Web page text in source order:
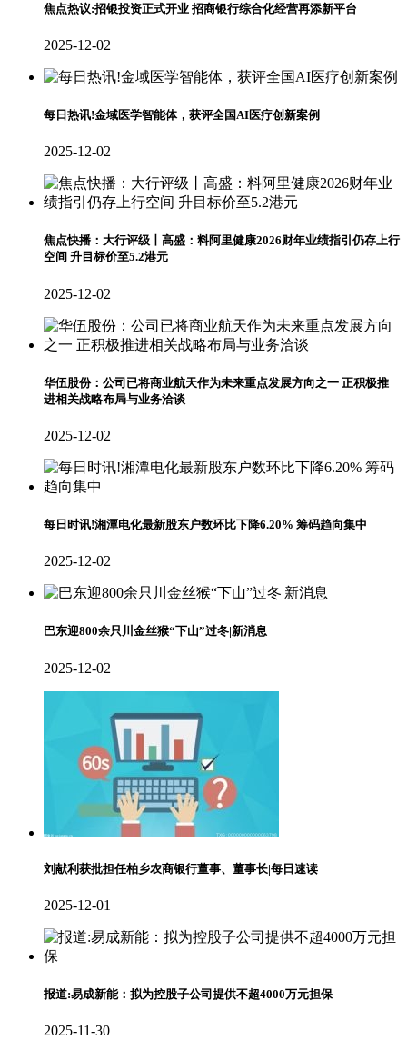
焦点热议:招银投资正式开业 招商银行综合化经营再添新平台
2025-12-02
每日热讯!金域医学智能体，获评全国AI医疗创新案例
2025-12-02
焦点快播：大行评级丨高盛：料阿里健康2026财年业绩指引仍存上行
空间 升目标价至5.2港元
2025-12-02
华伍股份：公司已将商业航天作为未来重点发展方向之一 正积极推
进相关战略布局与业务洽谈
2025-12-02
每日时讯!湘潭电化最新股东户数环比下降6.20% 筹码趋向集中
2025-12-02
巴东迎800余只川金丝猴“下山”过冬|新消息
2025-12-02
刘献利获批担任柏乡农商银行董事、董事长|每日速读
2025-12-01
报道:易成新能：拟为控股子公司提供不超4000万元担保
2025-11-30